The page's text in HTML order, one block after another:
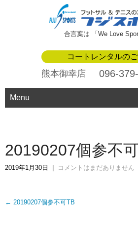
合言葉は 「We Love
コートレンタルの
熊本御幸店 096-
Menu
20190207個参不
2019年1月30日 コメントはまだありません
Post
← 20190207個参不可TB